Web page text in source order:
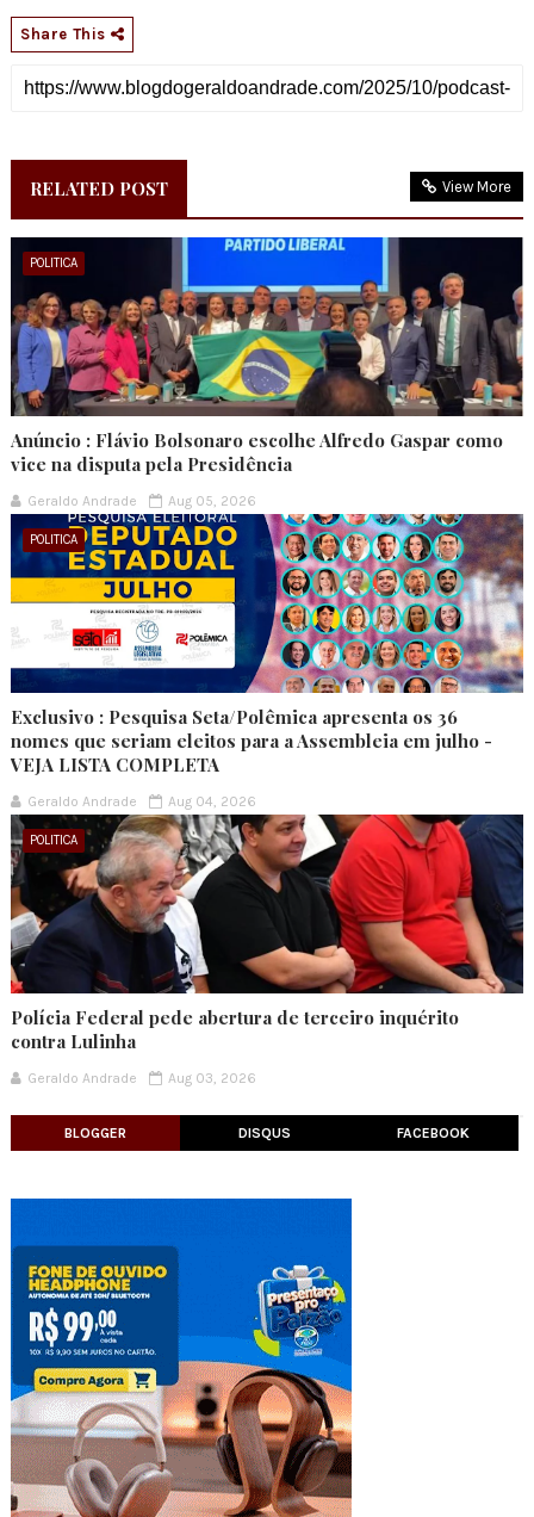
Share This
RELATED POST View More
POLITICA
Anúncio : Flávio Bolsonaro escolhe Alfredo Gaspar como
vice na disputa pela Presidência
Geraldo Andrade Aug 05, 2026
POLITICA
Exclusivo : Pesquisa Seta/Polêmica apresenta os 36
nomes que seriam eleitos para a Assembleia em julho -
VEJA LISTA COMPLETA
Geraldo Andrade Aug 04, 2026
POLITICA
Polícia Federal pede abertura de terceiro inquérito
contra Lulinha
Geraldo Andrade Aug 03, 2026
BLOGGER DISQUS FACEBOOK